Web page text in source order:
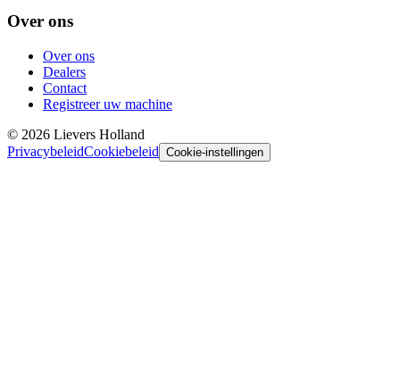
Over ons
Over ons
Dealers
Contact
Registreer uw machine
© 2026 Lievers Holland
PrivacybeleidCookiebeleid Cookie-instellingen